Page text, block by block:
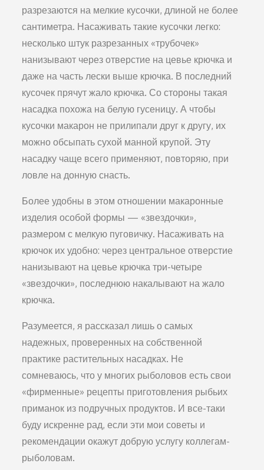
разрезаются на мелкие кусочки, длиной не более
сантиметра. Насаживать такие кусочки легко:
несколько штук разрезанных «трубочек»
нанизывают через отверстие на цевье крючка и
даже на часть лески выше крючка. В последний
кусочек прячут жало крючка. Со стороны такая
насадка похожа на белую гусеницу. А чтобы
кусочки макарон не прилипали друг к другу, их
можно обсыпать сухой манной крупой. Эту
насадку чаще всего применяют, повторяю, при
ловле на донную снасть.
Более удобны в этом отношении макаронные
изделия особой формы — «звездочки»,
размером с мелкую пуговичку. Насаживать на
крючок их удобно: через центральное отверстие
нанизывают на цевье крючка три-четыре
«звездочки», последнюю накалывают на жало
крючка.
Разумеется, я рассказал лишь о самых
надежных, проверенных на собственной
практике растительных насадках. Не
сомневаюсь, что у многих рыболовов есть свои
«фирменные» рецепты приготовления рыбьих
приманок из подручных продуктов. И все-таки
буду искренне рад, если эти мои советы и
рекомендации окажут добрую услугу коллегам-
рыболовам.